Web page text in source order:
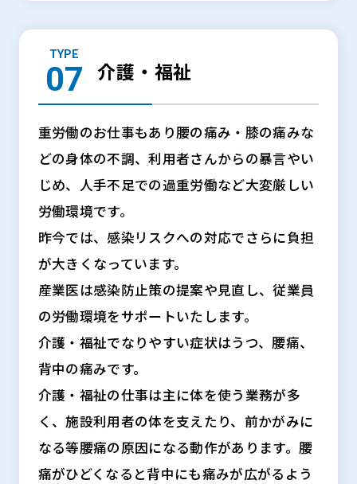
TYPE
介護・福祉
重労働のお仕事もあり腰の痛み・膝の痛みな
どの身体の不調、利用者さんからの暴言やい
じめ、人手不足での過重労働など大変厳しい
労働環境です。
昨今では、感染リスクへの対応でさらに負担
が大きくなっています。
産業医は感染防止策の提案や見直し、従業員
の労働環境をサポートいたします。
介護・福祉でなりやすい症状はうつ、腰痛、
背中の痛みです。
介護・福祉の仕事は主に体を使う業務が多
く、施設利用者の体を支えたり、前かがみに
なる等腰痛の原因になる動作があります。腰
痛がひどくなると背中にも痛みが広がるよう